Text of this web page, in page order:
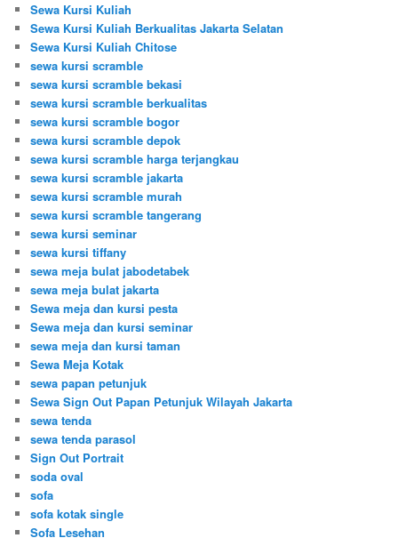
Sewa Kursi Kuliah
Sewa Kursi Kuliah Berkualitas Jakarta Selatan
Sewa Kursi Kuliah Chitose
sewa kursi scramble
sewa kursi scramble bekasi
sewa kursi scramble berkualitas
sewa kursi scramble bogor
sewa kursi scramble depok
sewa kursi scramble harga terjangkau
sewa kursi scramble jakarta
sewa kursi scramble murah
sewa kursi scramble tangerang
sewa kursi seminar
sewa kursi tiffany
sewa meja bulat jabodetabek
sewa meja bulat jakarta
Sewa meja dan kursi pesta
Sewa meja dan kursi seminar
sewa meja dan kursi taman
Sewa Meja Kotak
sewa papan petunjuk
Sewa Sign Out Papan Petunjuk Wilayah Jakarta
sewa tenda
sewa tenda parasol
Sign Out Portrait
soda oval
sofa
sofa kotak single
Sofa Lesehan